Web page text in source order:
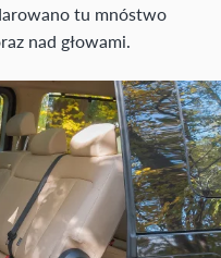
tu mnóstwo
nad głowami.